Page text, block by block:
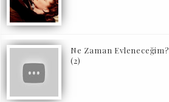
Ne Zaman Evleneceğim?
(2)